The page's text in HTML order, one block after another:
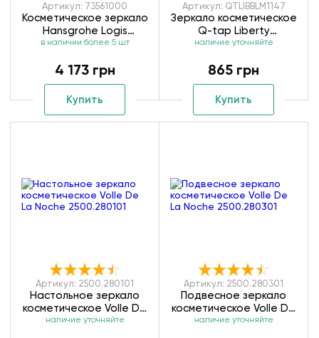
Артикул: 73561000
Косметическое зеркало
Hansgrohe Logis
Universal 73561000
в наличии более 5 шт
4 173 грн
Купить
Артикул: QTLIBBLM1147
Зеркало косметическое
Q-tap Liberty
QTLIBBLM1147
наличие уточняйте
865 грн
Купить
Артикул: 2500.280101
Настольное зеркало
косметическое Volle De
La Noche 2500.280101
наличие уточняйте
Артикул: 2500.280301
Подвесное зеркало
косметическое Volle De
La Noche 2500.280301
наличие уточняйте